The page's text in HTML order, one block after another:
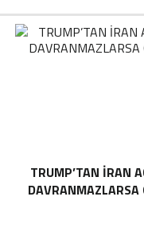
TRUMP’TAN İRAN
DAVRANMAZLARSA